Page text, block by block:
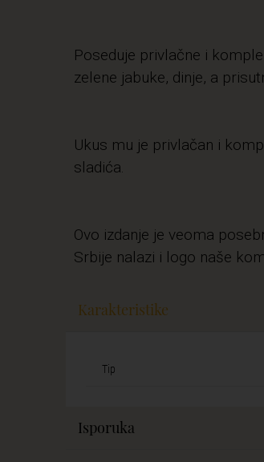
Poseduje privlačne i
zelene jabuke, dinje, a
Ukus mu je privlačan i
sladića.
Ovo izdanje je veoma
Srbije nalazi i logo naše
Karakteristike
Tip
Isporuka